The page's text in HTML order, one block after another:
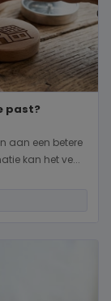
past?
aan een betere
kan het ve...